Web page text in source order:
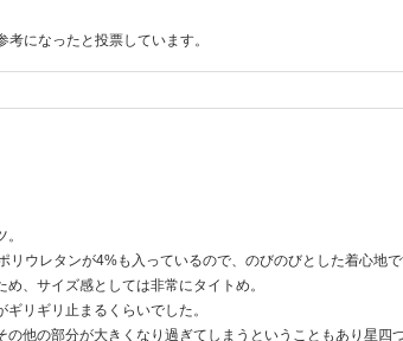
になったと投票しています。
ウレタンが4%も入っているので、のびのびとした着心地で
、サイズ感としては非常にタイトめ。
リギリ止まるくらいでした。
他の部分が大きくなり過ぎてしまうということもあり星四つ